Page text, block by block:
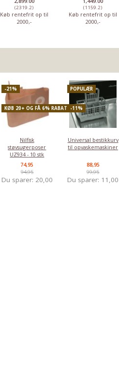
(2319.2)
Køb rentefrit op til
2000,-
(1159.2)
Køb rentefrit op til
2000,-
-21%
KØB 20+ OG FÅ 6% RABAT
Nilfisk
støvsugerposer
UZ934 - 10 stk
74,95
94,95
Du sparer: 20,00
POPULÆR
-11%
Universal bestikkurv
til opvaskemaskiner
88,95
99,95
Du sparer: 11,00